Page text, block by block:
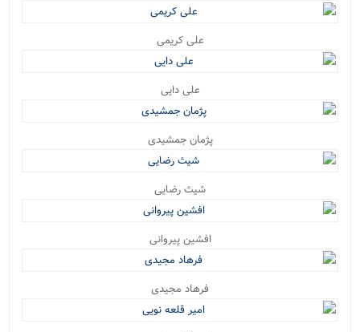
علی کریمی
علی دایی
پژمان جمشیدی
شیث رضایی
افشین پیروانی
فرهاد مجیدی